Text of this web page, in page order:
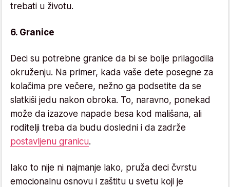
trebati u životu.
6. Granice
Deci su potrebne granice da bi se bolje prilagodila
okruženju. Na primer, kada vaše dete posegne za
kolačima pre večere, nežno ga podsetite da se
slatkiši jedu nakon obroka. To, naravno, ponekad
može da izazove napade besa kod mališana, ali
roditelji treba da budu dosledni i da zadrže
postavljenu granicu.
Iako to nije ni najmanje lako, pruža deci čvrstu
emocionalnu osnovu i zaštitu u svetu koji je